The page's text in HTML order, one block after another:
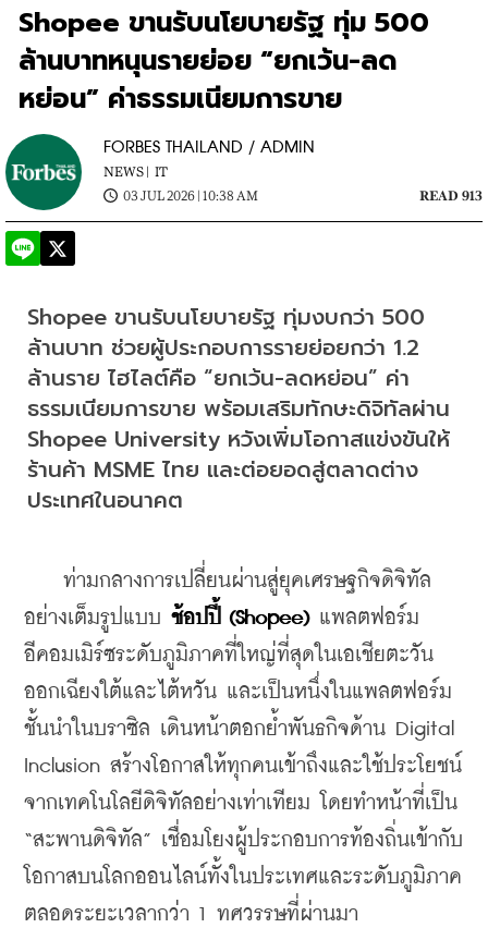
Shopee ขานรับนโยบายรัฐ ทุ่ม 500
ล้านบาทหนุนรายย่อย “ยกเว้น-ลด
หย่อน” ค่าธรรมเนียมการขาย
FORBES THAILAND / ADMIN
NEWS | IT
03 JUL 2026 | 10:38 AM
READ 913
Shopee ขานรับนโยบายรัฐ ทุ่มงบกว่า 500
ล้านบาท ช่วยผู้ประกอบการรายย่อยกว่า 1.2
ล้านราย ไฮไลต์คือ “ยกเว้น-ลดหย่อน” ค่า
ธรรมเนียมการขาย พร้อมเสริมทักษะดิจิทัลผ่าน
Shopee University หวังเพิ่มโอกาสแข่งขันให้
ร้านค้า MSME ไทย และต่อยอดสู่ตลาดต่าง
ประเทศในอนาคต
ท่ามกลางการเปลี่ยนผ่านสู่ยุคเศรษฐกิจดิจิทัล
อย่างเต็มรูปแบบ ช้อปปี้ (Shopee) แพลตฟอร์ม
อีคอมเมิร์ซระดับภูมิภาคที่ใหญ่ที่สุดในเอเชียตะวัน
ออกเฉียงใต้และไต้หวัน และเป็นหนึ่งในแพลตฟอร์ม
ชั้นนำในบราซิล เดินหน้าตอกย้ำพันธกิจด้าน Digital
Inclusion สร้างโอกาสให้ทุกคนเข้าถึงและใช้ประโยชน์
จากเทคโนโลยีดิจิทัลอย่างเท่าเทียม โดยทำหน้าที่เป็น
“สะพานดิจิทัล” เชื่อมโยงผู้ประกอบการท้องถิ่นเข้ากับ
โอกาสบนโลกออนไลน์ทั้งในประเทศและระดับภูมิภาค
ตลอดระยะเวลากว่า 1 ทศวรรษที่ผ่านมา